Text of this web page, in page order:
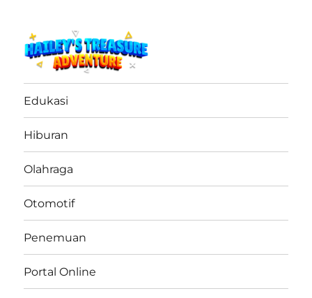
haileystreasureadventure.net
Edukasi
Hiburan
Olahraga
Otomotif
Penemuan
Portal Online